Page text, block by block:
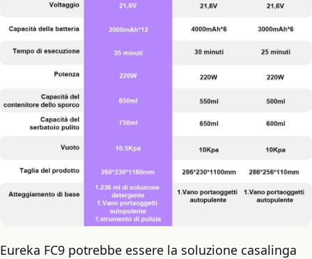
Eureka FC9 potrebbe essere la soluzione casalinga